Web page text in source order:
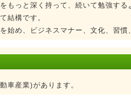
もっと深く持って、続いて勉強する
結構です。
始め、ビジネスマナー、文化、習慣
車産業)があります。